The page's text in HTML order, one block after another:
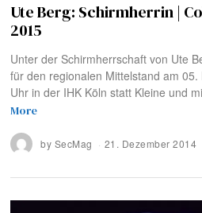
Ute Berg: Schirmherrin |
2015
Unter der Schirmherrschaft von Ute
für den regionalen Mittelstand am
Uhr in der IHK Köln statt Kleine und
More
by SecMag 21. Dezember 2014